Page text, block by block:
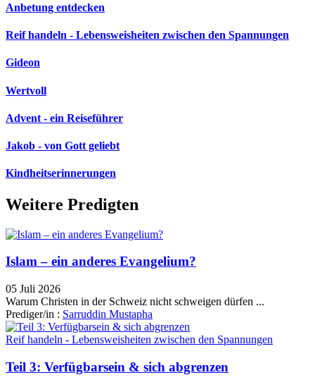
Anbetung entdecken
Reif handeln - Lebensweisheiten zwischen den Spannungen
Gideon
Wertvoll
Advent - ein Reiseführer
Jakob - von Gott geliebt
Kindheitserinnerungen
Weitere Predigten
Islam – ein anderes Evangelium?
05 Juli 2026
Warum Christen in der Schweiz nicht schweigen dürfen ...
Prediger/in : Sarruddin Mustapha
Reif handeln - Lebensweisheiten zwischen den Spannungen
Teil 3: Verfügbarsein & sich abgrenzen